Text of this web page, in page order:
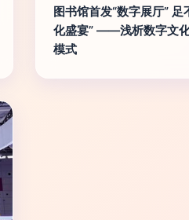
图书馆首发“数字展厅”
化盛宴” ——浅析数字文
模式